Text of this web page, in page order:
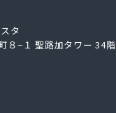
タ
８−１ 聖路加タワー 34階